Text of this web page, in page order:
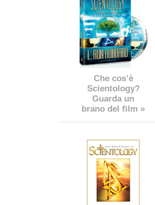
Che cos’è
Scientology?
Guarda un
brano del film »